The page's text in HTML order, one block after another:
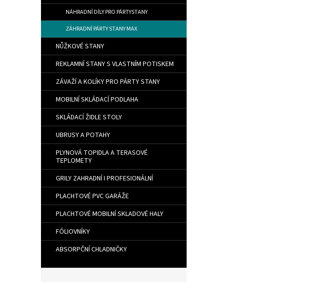
NÁHRADNÍ DÍLY PRO PÁRTYSTANY
ZÁHRADNÍ PÁRTY STANY MAX
NŮŽKOVÉ STANY
REKLAMNÍ STANY S VLASTNÍM POTISKEM
ZÁVAŽÍ A KOLÍKY PRO PÁRTY STANY
MOBILNÍ SKLÁDACÍ PODLAHA
SKLÁDACÍ ŽIDLE STOLY
UBRUSY A POTAHY
PLYNOVÁ TOPIDLA A TERASOVÉ
TEPLOMETY
GRILY ZAHRADNÍ I PROFESIONÁLNÍ
PLACHTOVÉ PVC GARÁŽE
PLACHTOVÉ MOBILNÍ SKLADOVÉ HALY
FÓLIOVNÍKY
ABSORPČNÍ CHLADNIČKY